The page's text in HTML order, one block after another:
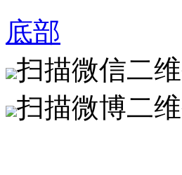
底部
扫描微信二
扫描微博二